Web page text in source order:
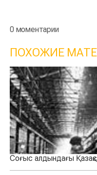
0 моментарии
ПОХОЖИЕ
Соғыс алдындағы